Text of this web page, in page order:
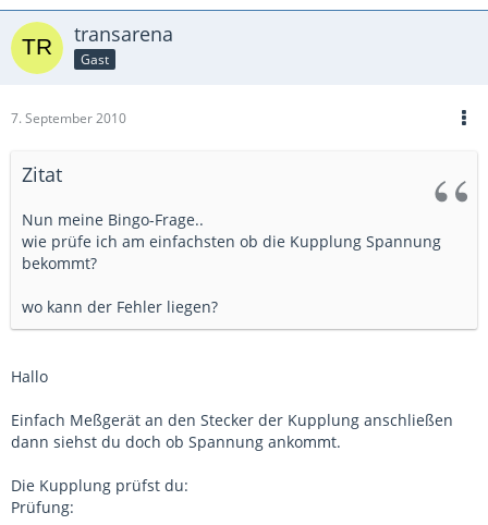
transarena
Gast
7. September 2010
Zitat
Nun meine Bingo-Frage..
wie prüfe ich am einfachsten ob die Kupplung Spannung
bekommt?
wo kann der Fehler liegen?
Hallo
Einfach Meßgerät an den Stecker der Kupplung anschließen
dann siehst du doch ob Spannung ankommt.
Die Kupplung prüfst du:
Prüfung: